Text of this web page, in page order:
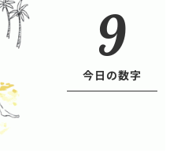
9
今日の数字